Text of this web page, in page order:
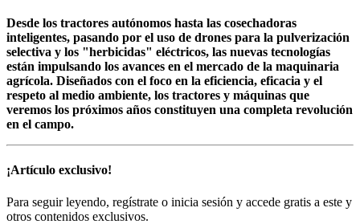
Desde los tractores autónomos hasta las cosechadoras
inteligentes, pasando por el uso de drones para la pulverización
selectiva y los "herbicidas" eléctricos, las nuevas tecnologías
están impulsando los avances en el mercado de la maquinaria
agrícola. Diseñados con el foco en la eficiencia, eficacia y el
respeto al medio ambiente, los tractores y máquinas que
veremos los próximos años constituyen una completa revolución
en el campo.
¡Artículo exclusivo!
Para seguir leyendo, regístrate o inicia sesión y accede gratis a este y
otros contenidos exclusivos.